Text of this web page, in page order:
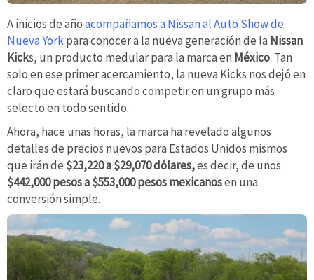
A inicios de añoacompañamos a Nissan al Auto Show de
Nueva Yorkpara conocer a la nueva generación de la Nissan
Kicks, un producto medular para la marca en México. Tan
solo en ese primer acercamiento, la nueva Kicks nos dejó en
claro que estará buscando competir en un grupo más
selecto en todo sentido.
Ahora, hace unas horas, la marca ha revelado algunos
detalles de precios nuevos para Estados Unidos mismos
que irán de $23,220 a $29,070 dólares,es decir, de unos
$442,000 pesos a $553,000 pesos mexicanosen una
conversión simple.